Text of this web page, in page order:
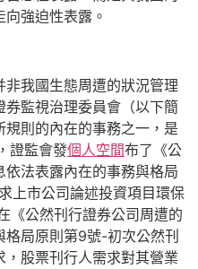
強迫性表露。
我國生態周遭的狀況管理
監視治理委員會（以下簡
則的內在的事務之一，是
證監會發個人空間布了《公
法表露內在的事務與格局
上市公司論述投資項目環保
《公然刊行證券公司周遭的
局原則第9號-初次公然刊
股票刊行人需求對其營業